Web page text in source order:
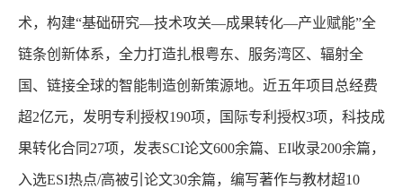
术，构建“基础研究—技术攻关—成果转化—产业赋能”全
链条创新体系，全力打造扎根粤东、服务湾区、辐射全
国、链接全球的智能制造创新策源地。近五年项目总经费
超2亿元，发明专利授权190项，国际专利授权3项，科技成
果转化合同27项，发表SCI论文600余篇、EI收录200余篇，
入选ESI热点/高被引论文30余篇，编写著作与教材超10